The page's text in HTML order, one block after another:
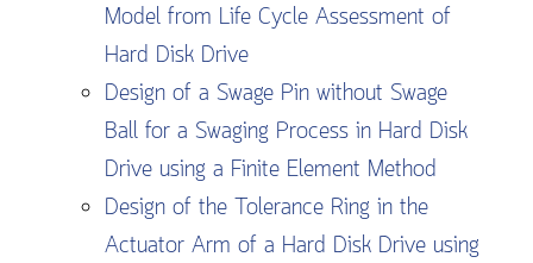
Model from Life Cycle Assessment of
Hard Disk Drive
Design of a Swage Pin without Swage
Ball for a Swaging Process in Hard Disk
Drive using a Finite Element Method
Design of the Tolerance Ring in the
Actuator Arm of a Hard Disk Drive using